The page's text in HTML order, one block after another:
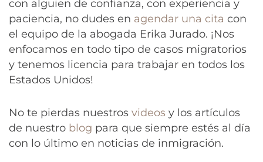
con alguien de confianza, con experiencia y
paciencia, no dudes en agendar una cita con
el equipo de la abogada Erika Jurado. ¡Nos
enfocamos en todo tipo de casos migratorios
y tenemos licencia para trabajar en todos los
Estados Unidos!
No te pierdas nuestros videos y los artículos
de nuestro blog para que siempre estés al día
con lo último en noticias de inmigración.